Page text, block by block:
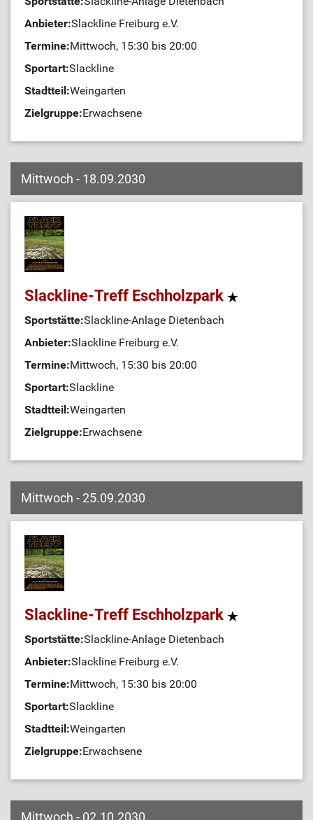
Anbieter:Slackline Freiburg e.V.
Termine:Mittwoch, 15:30 bis 20:00
Sportart:Slackline
Stadtteil:Weingarten
Zielgruppe:Erwachsene
Mittwoch - 18.09.2030
Slackline-Treff Eschholzpark
Sportstätte:Slackline-Anlage Dietenbach
Anbieter:Slackline Freiburg e.V.
Termine:Mittwoch, 15:30 bis 20:00
Sportart:Slackline
Stadtteil:Weingarten
Zielgruppe:Erwachsene
Mittwoch - 25.09.2030
Slackline-Treff Eschholzpark
Sportstätte:Slackline-Anlage Dietenbach
Anbieter:Slackline Freiburg e.V.
Termine:Mittwoch, 15:30 bis 20:00
Sportart:Slackline
Stadtteil:Weingarten
Zielgruppe:Erwachsene
Mittwoch - 02.10.2030